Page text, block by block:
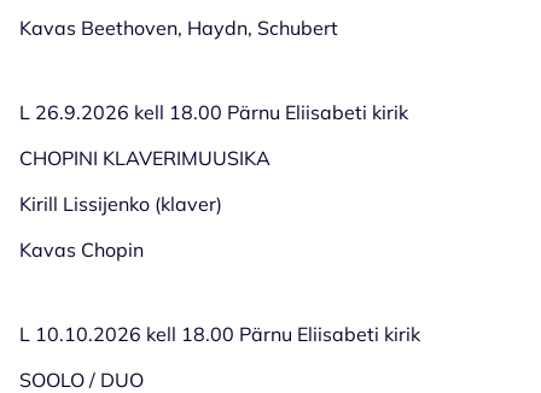
Kavas Beethoven, Haydn, Schubert
L 26.9.2026 kell 18.00 Pärnu Eliisabeti kirik
CHOPINI KLAVERIMUUSIKA
Kirill Lissijenko (klaver)
Kavas Chopin
L 10.10.2026 kell 18.00 Pärnu Eliisabeti kirik
SOOLO / DUO